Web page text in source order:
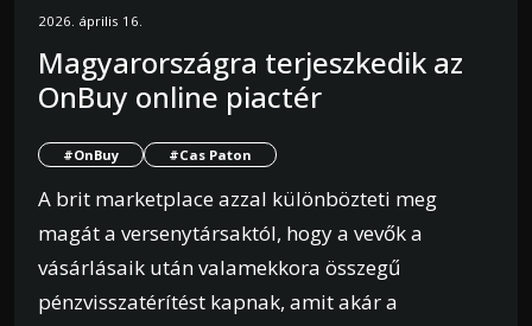
2026. április 16.
Magyarországra terjeszkedik az
OnBuy online piactér
#OnBuy #Cas Paton
A brit marketplace azzal különbözteti meg
magát a versenytársaktól, hogy a vevők a
vásárlásaik után valamekkora összegű
pénzvisszatérítést kapnak, amit akár a